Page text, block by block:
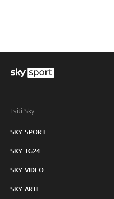
I siti Sky:
SKY SPORT
SKY TG24
SKY VIDEO
SKY ARTE